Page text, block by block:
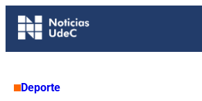
Saltar
Deporte